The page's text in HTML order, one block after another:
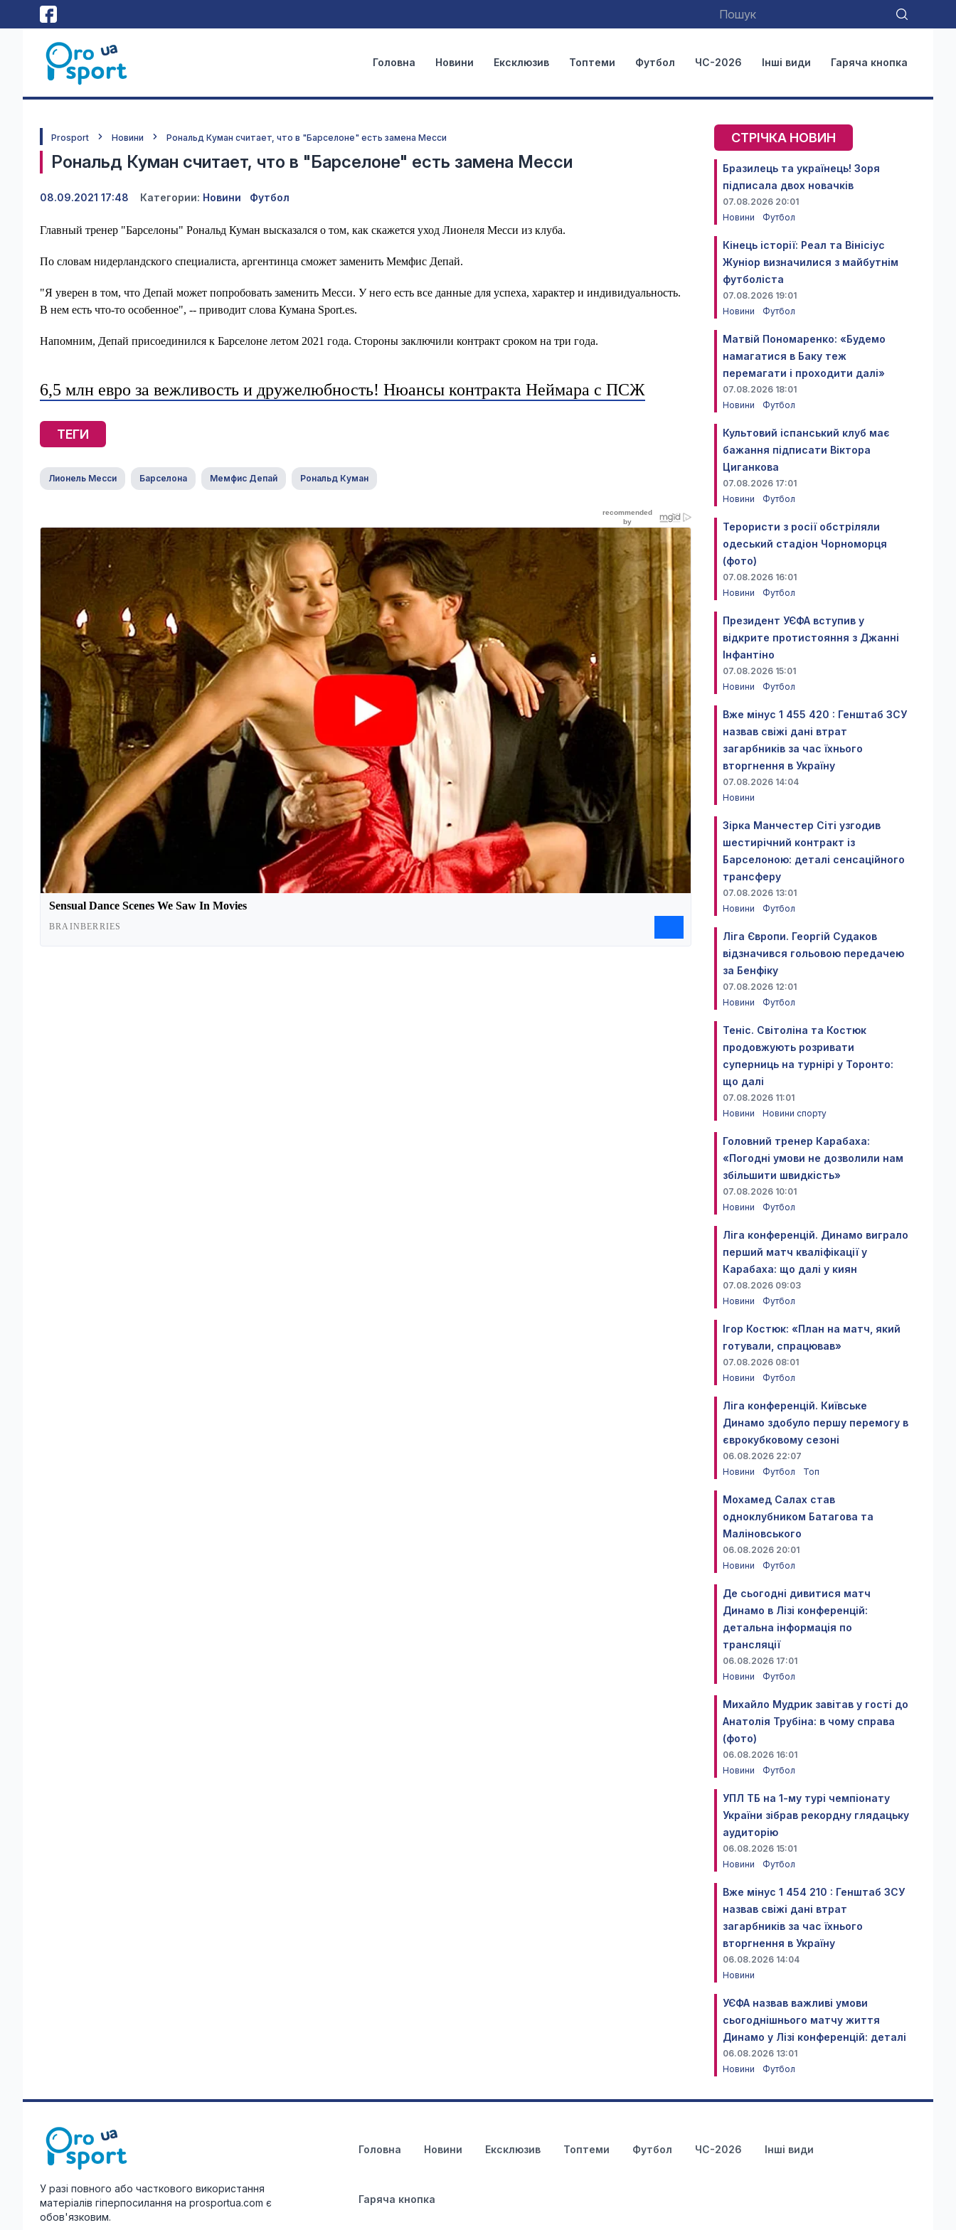
Головна Новини Ексклюзив Топтеми Футбол ЧС-2026 Інші види Гаряча кнопка
Prosport Новини Рональд Куман считает, что в "Барселоне" есть замена Месси
Рональд Куман считает, что в "Барселоне" есть замена Месси
08.09.2021 17:48 Категории: Новини Футбол
Главный тренер "Барселоны" Рональд Куман высказался о том, как скажется уход Лионеля Месси из клуба.
По словам нидерландского специалиста, аргентинца сможет заменить Мемфис Депай.
"Я уверен в том, что Депай может попробовать заменить Месси. У него есть все данные для успеха, характер и индивидуальность.
В нем есть что-то особенное", -- приводит слова Кумана Sport.es.
Напомним, Депай присоединился к Барселоне летом 2021 года. Стороны заключили контракт сроком на три года.
6,5 млн евро за вежливость и дружелюбность! Нюансы контракта Неймара с ПСЖ
ТЕГИ
Лионель Месси Барселона Мемфис Депай Рональд Куман
СТРІЧКА НОВИН
Бразилець та українець! Зоря
підписала двох новачків
07.08.2026 20:01
Новини
Футбол
Кінець історії: Реал та Вінісіус
Жуніор визначилися з майбутнім
футболіста
07.08.2026 19:01
Новини
Футбол
Матвій Пономаренко: «Будемо
намагатися в Баку теж
перемагати і проходити далі»
07.08.2026 18:01
Новини
Футбол
Культовий іспанський клуб має
бажання підписати Віктора
Циганкова
07.08.2026 17:01
Новини
Футбол
Терористи з росії обстріляли
одеський стадіон Чорноморця
(фото)
07.08.2026 16:01
Новини
Футбол
Президент УЄФА вступив у
відкрите протистояння з Джанні
Інфантіно
07.08.2026 15:01
Новини
Футбол
Вже мінус 1 455 420 : Генштаб ЗСУ
назвав свіжі дані втрат
загарбників за час їхнього
вторгнення в Україну
07.08.2026 14:04
Новини
Зірка Манчестер Сіті узгодив
шестирічний контракт із
Барселоною: деталі сенсаційного
трансферу
07.08.2026 13:01
Новини
Футбол
Ліга Європи. Георгій Судаков
відзначився гольовою передачею
за Бенфіку
07.08.2026 12:01
Новини
Футбол
Теніс. Світоліна та Костюк
продовжують розривати
суперниць на турнірі у Торонто:
що далі
07.08.2026 11:01
Новини
Новини спорту
Головний тренер Карабаха:
«Погодні умови не дозволили нам
збільшити швидкість»
07.08.2026 10:01
Новини
Футбол
Ліга конференцій. Динамо виграло
перший матч кваліфікації у
Карабаха: що далі у киян
07.08.2026 09:03
Новини
Футбол
Ігор Костюк: «План на матч, який
готували, спрацював»
07.08.2026 08:01
Новини
Футбол
Ліга конференцій. Київське
Динамо здобуло першу перемогу в
єврокубковому сезоні
06.08.2026 22:07
Новини
Футбол Топ
Мохамед Салах став
одноклубником Батагова та
Маліновського
06.08.2026 20:01
Новини
Футбол
Де сьогодні дивитися матч
Динамо в Лізі конференцій:
детальна інформація по
трансляції
06.08.2026 17:01
Новини
Футбол
Михайло Мудрик завітав у гості до
Анатолія Трубіна: в чому справа
(фото)
06.08.2026 16:01
Новини
Футбол
УПЛ ТБ на 1-му турі чемпіонату
України зібрав рекордну глядацьку
аудиторію
06.08.2026 15:01
Новини
Футбол
Вже мінус 1 454 210 : Генштаб ЗСУ
назвав свіжі дані втрат
загарбників за час їхнього
вторгнення в Україну
06.08.2026 14:04
Новини
УЄФА назвав важливі умови
сьогоднішнього матчу життя
Динамо у Лізі конференцій: деталі
06.08.2026 13:01
Новини
Футбол
У разі повного або часткового використання
матеріалів гіперпосилання на prosportua.com є
обов'язковим.
Головна Новини Ексклюзив Топтеми Футбол ЧС-2026 Інші види
Гаряча кнопка